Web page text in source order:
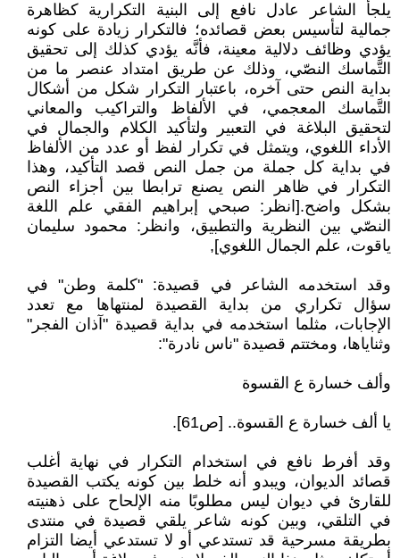
يلجأ الشاعر عادل نافع إلى البنية التكرارية كظاهرة
جمالية لتأسيس بعض قصائده؛ فالتكرار زيادة على كونه
يؤدي وظائف دلالية معينة، فأنَّه يؤدي كذلك إلى تحقيق
التَّماسك النصّي، وذلك عن طريق امتداد عنصر ما من
بداية النص حتى آخره، باعتبار التكرار شكل من أشكال
التَّماسك المعجمي، في الألفاظ والتراكيب والمعاني
لتحقيق البلاغة في التعبير ولتأكيد الكلام والجمال في
الأداء اللغوي، ويتمثل في تكرار لفظ أو عدد من الألفاظ
في بداية كل جملة من جمل النص قصد التأكيد، وهذا
التكرار في ظاهر النص يصنع ترابطا بين أجزاء النص
بشكل واضح.[انظر: صبحي إبراهيم الفقي علم اللغة
النصّي بين النظرية والتطبيق، وانظر: محمود سليمان
ياقوت، علم الجمال اللغوي],
وقد استخدمه الشاعر في قصيدة: "كلمة وطن" في
سؤال تكراري من بداية القصيدة لمنتهاها مع تعدد
الإجابات، مثلما استخدمه في بداية قصيدة "آذان الفجر"
وثناياها، ومختتم قصيدة "ناس نادرة":
وألف خسارة ع القسوة
يا ألف خسارة ع القسوة.. [ص61].
وقد أفرط نافع في استخدام التكرار في نهاية أغلب
قصائد الديوان، ويبدو أنه خلط بين كونه يكتب القصيدة
للقارئ في ديوان ليس مطلوبًا منه الإلحاح على ذهنيته
في التلقي، وبين كونه شاعر يلقي قصيدة في منتدى
بطريقة مسرحية قد تستدعي أو لا تستدعي أيضا التزام